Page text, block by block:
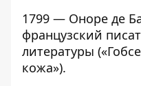
1799 — Оноре де
французский
литературы
кожа»).